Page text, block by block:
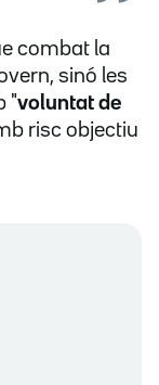
combat la
sinó les
"voluntat de
risc objectiu